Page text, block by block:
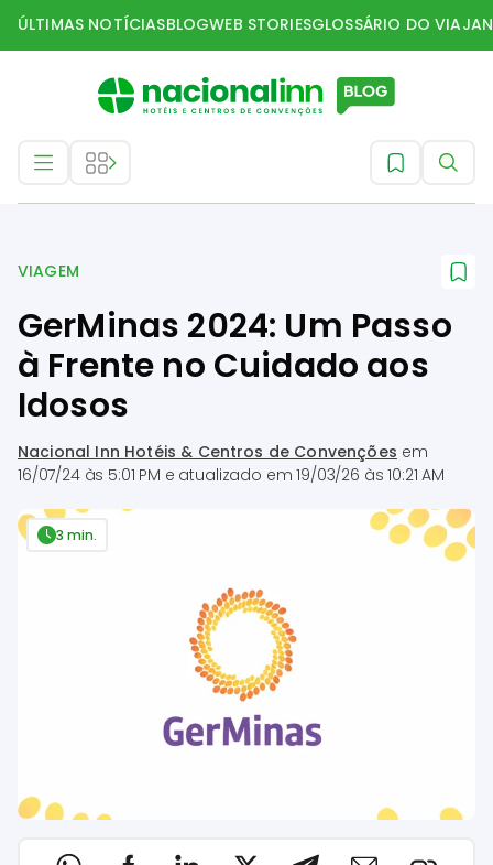
ÚLTIMAS NOTÍCIASBLOGWEB STORIESGLOSSÁRIO DO
VIAGEM
GerMinas 2024: Um Passo
à Frente no Cuidado aos
Idosos
Nacional Inn Hotéis & Centros de Convenções em
16/07/24 às 5:01 PM e atualizado em19/03/26 às 10:21 AM
3 min.